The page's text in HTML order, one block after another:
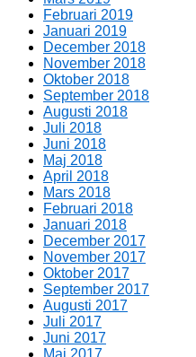
Februari 2019
Januari 2019
December 2018
November 2018
Oktober 2018
September 2018
Augusti 2018
Juli 2018
Juni 2018
Maj 2018
April 2018
Mars 2018
Februari 2018
Januari 2018
December 2017
November 2017
Oktober 2017
September 2017
Augusti 2017
Juli 2017
Juni 2017
Maj 2017